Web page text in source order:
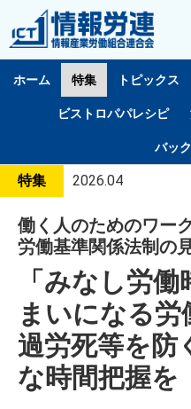
ホーム 特集 トピックス
ビストロパパレシピ
バッ
特集 2026.04
働く人のためのワー
労働基準関係法制の
「みなし労
まいになる労
過労死等を防
な時間把握を